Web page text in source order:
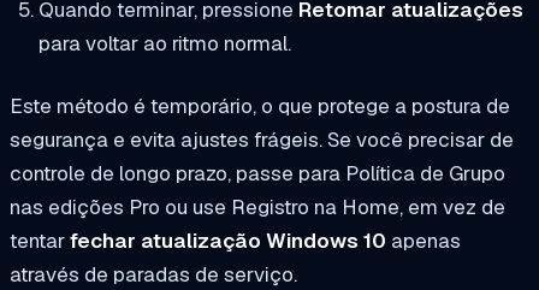
Quando terminar, pressione Retomar atualizações
para voltar ao ritmo normal.
Este método é temporário, o que protege a postura de
segurança e evita ajustes frágeis. Se você precisar de
controle de longo prazo, passe para Política de Grupo
nas edições Pro ou use Registro na Home, em vez de
tentarfechar atualização Windows 10 apenas
através de paradas de serviço.